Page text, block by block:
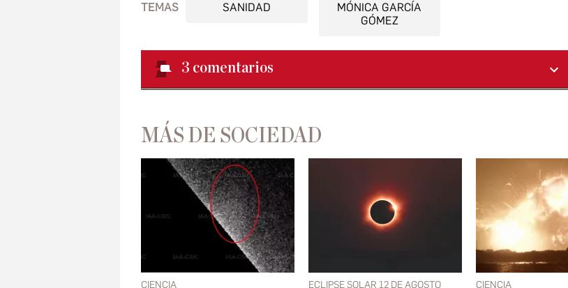
TEMAS SANIDAD
MÓNICA GARCÍA
GÓMEZ
3 comentarios
MÁS DE SOCIEDAD
CIENCIA ECLIPSE SOLAR 12 DE AGOSTO CIENCIA